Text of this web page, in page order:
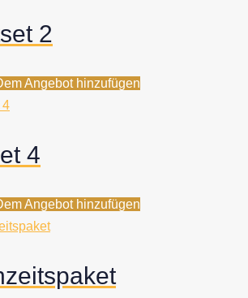
2
Angebot hinzufügen
4
Angebot hinzufügen